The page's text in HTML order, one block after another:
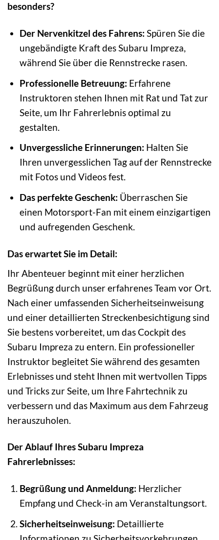
besonders?
Der Nervenkitzel des Fahrens: Spüren Sie die
ungebändigte Kraft des Subaru Impreza,
während Sie über die Rennstrecke rasen.
Professionelle Betreuung: Erfahrene
Instruktoren stehen Ihnen mit Rat und Tat zur
Seite, um Ihr Fahrerlebnis optimal zu
gestalten.
Unvergessliche Erinnerungen: Halten Sie
Ihren unvergesslichen Tag auf der Rennstrecke
mit Fotos und Videos fest.
Das perfekte Geschenk: Überraschen Sie
einen Motorsport-Fan mit einem einzigartigen
und aufregenden Geschenk.
Das erwartet Sie im Detail:
Ihr Abenteuer beginnt mit einer herzlichen
Begrüßung durch unser erfahrenes Team vor Ort.
Nach einer umfassenden Sicherheitseinweisung
und einer detaillierten Streckenbesichtigung sind
Sie bestens vorbereitet, um das Cockpit des
Subaru Impreza zu entern. Ein professioneller
Instruktor begleitet Sie während des gesamten
Erlebnisses und steht Ihnen mit wertvollen Tipps
und Tricks zur Seite, um Ihre Fahrtechnik zu
verbessern und das Maximum aus dem Fahrzeug
herauszuholen.
Der Ablauf Ihres Subaru Impreza
Fahrerlebnisses:
Begrüßung und Anmeldung: Herzlicher
Empfang und Check-in am Veranstaltungsort.
Sicherheitseinweisung: Detaillierte